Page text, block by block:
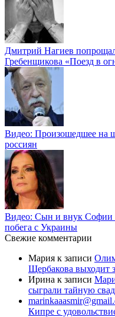
Дмитрий Нагиев
Гребенщикова «Поезд в
Видео: Произошедшее на
россиян
Видео: Сын и внук Софии
побега с Украины
Свежие комментарии
Мария к записи
Щербакова выходит
Ирина к записи
сыграли тайную
Кипре с